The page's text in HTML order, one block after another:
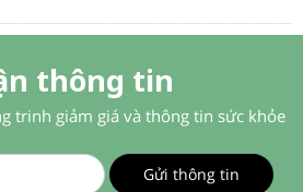
thông tin
trinh giảm giá và thông tin sức khỏe